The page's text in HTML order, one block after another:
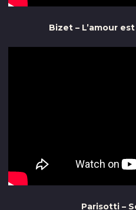
Bizet – L’amour
Parisotti –